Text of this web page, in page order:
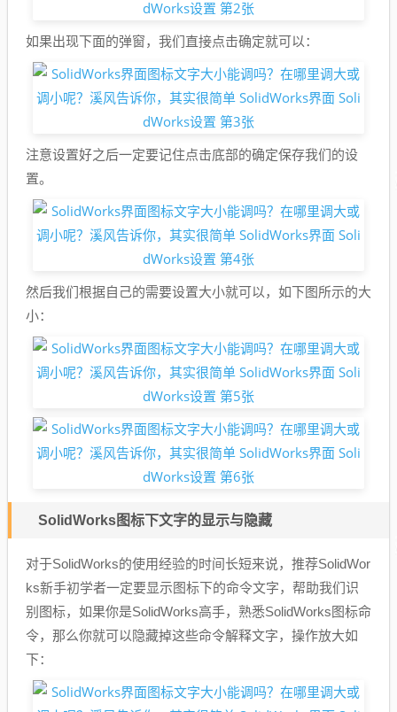
如果出现下面的弹窗，我们直接点击确定就可以：
注意设置好之后一定要记住点击底部的确定保存我们的设
置。
然后我们根据自己的需要设置大小就可以，如下图所示的大
小：
SolidWorks图标下文字的显示与隐藏
对于SolidWorks的使用经验的时间长短来说，推荐SolidWor
ks新手初学者一定要显示图标下的命令文字，帮助我们识
别图标，如果你是SolidWorks高手，熟悉SolidWorks图标命
令，那么你就可以隐藏掉这些命令解释文字，操作放大如
下：